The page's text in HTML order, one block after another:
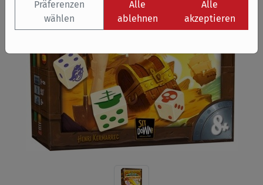
Präferenzen
wählen
Alle
ablehnen
Alle
akzeptieren